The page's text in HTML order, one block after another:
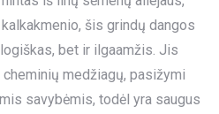
šis grindų dangos
bet ir ilgaamžis. Jis
medžiagų, pasižymi
savybėmis, todėl yra saugus